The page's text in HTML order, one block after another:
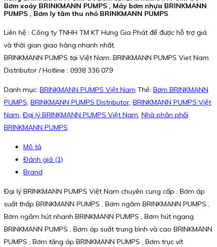
Bơm xoáy BRINKMANN PUMPS , Máy bơm nhựa BRINKMANN
PUMPS , Bơm ly tâm thu nhỏ BRINKMANN PUMPS
Liên hệ : Công ty TNHH TM KT Hưng Gia Phát để được hỗ trợ giá
và thời gian giao hàng nhanh nhất.
BRINKMANN PUMPS tại Việt Nam. BRINKMANN PUMPS Viet Nam
Distributor / Hotline : 0938 336 079
Danh mục: BRINKMANN PUMPS Việt Nam Thẻ: Bơm BRINKMANN
PUMPS, BRINKMANN PUMPS Distributor, BRINKMANN PUMPS Việt
Nam, Đại lý BRINKMANN PUMPS Việt Nam, Nhà phân phối
BRINKMANN PUMPS
Mô tả
Đánh giá (1)
Brand
Đại lý BRINKMANN PUMPS Việt Nam chuyên cung cấp : Bơm áp
suất thấp BRINKMANN PUMPS , Bơm ngâm BRINKMANN PUMPS ,
Bơm ngâm hút nhanh BRINKMANN PUMPS , Bơm hút ngang
BRINKMANN PUMPS , Bơm áp suất trung bình và cao BRINKMANN
PUMPS , Bơm tăng áp BRINKMANN PUMPS , Bơm trục vít